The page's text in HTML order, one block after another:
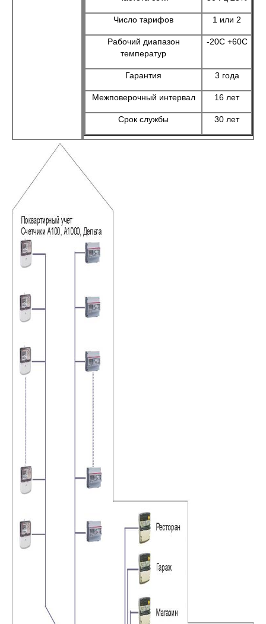
Число тарифов 1 или 2
Рабочий диапазон
температур
-20С +60С
Гарантия 3 года
Межповерочный интервал 16 лет
Срок службы 30 лет